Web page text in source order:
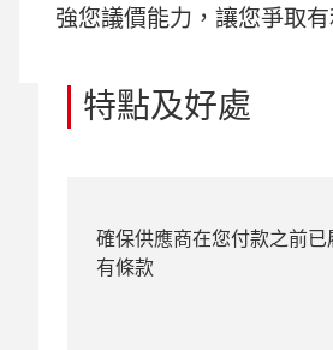
強您議價能力，讓您爭取有
特點及好處
確保供應商在您付款之前已
有條款